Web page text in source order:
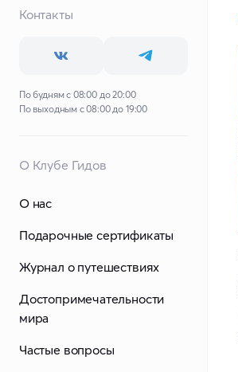
Контакты
По будням с 08:00 до 20:00
По выходным с 08:00 до 19:00
О Клубе Гидов
О нас
Подарочные сертификаты
Журнал о путешествиях
Достопримечательности
мира
Частые вопросы